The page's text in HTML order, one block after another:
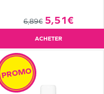
6,89€ 5,51€
ACHETER
PROMO